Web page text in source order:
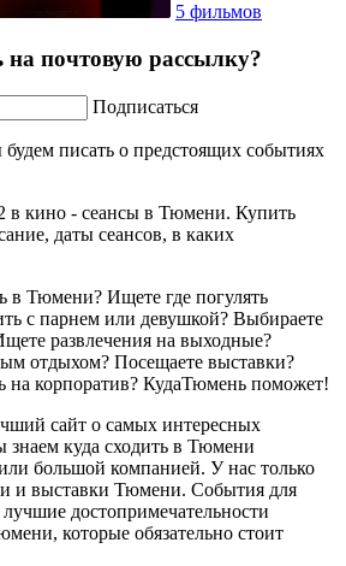
5 фильмов
на почтовую рассылку?
Подписаться
писать о предстоящих событиях
в кино - сеансы в Тюмени. Купить
даты сеансов, в каких
в Тюмени? Ищете где погулять
с парнем или девушкой? Выбираете
развлечения на выходные?
отдыхом? Посещаете выставки?
на корпоратив? КудаТюмень поможет!
сайт о самых интересных
куда сходить в Тюмени
большой компанией. У нас только
и выставки Тюмени. События для
достопримечательности
которые обязательно стоит